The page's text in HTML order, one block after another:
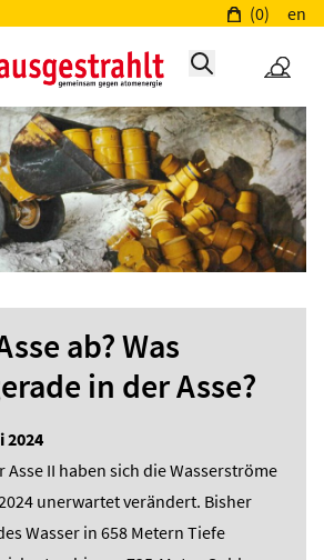
(0) en
ab? Was
in der Asse?
2024
II haben sich die Wasserströme
unerwartet verändert. Bisher
Wasser in 658 Metern Tiefe